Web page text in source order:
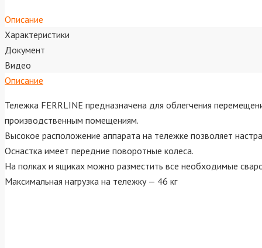
Описание
Характеристики
Документ
Видео
Описание
Тележка FERRLINE предназначена для облегчения
производственным помещениям.
Высокое расположение аппарата на тележке позволяет
Оснастка имеет передние поворотные колеса.
На полках и ящиках можно разместить все необходимые
Максимальная нагрузка на тележку — 46 кг